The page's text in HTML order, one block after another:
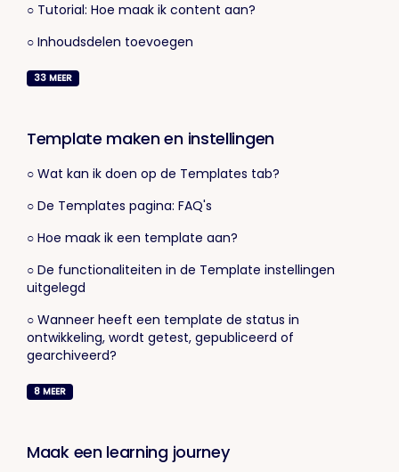
○ Tutorial: Hoe maak ik content aan?
○ Inhoudsdelen toevoegen
33 MEER
Template maken en instellingen
○ Wat kan ik doen op de Templates tab?
○ De Templates pagina: FAQ's
○ Hoe maak ik een template aan?
○ De functionaliteiten in de Template instellingen
uitgelegd
○ Wanneer heeft een template de status in
ontwikkeling, wordt getest, gepubliceerd of
gearchiveerd?
8 MEER
Maak een learning journey